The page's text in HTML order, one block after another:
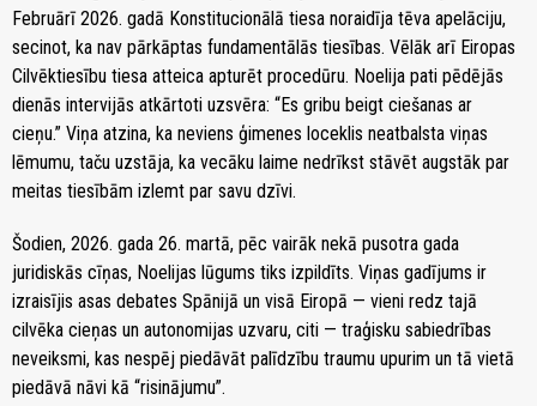
Februārī 2026. gadā Konstitucionālā tiesa noraidīja tēva apelāciju,
secinot, ka nav pārkāptas fundamentālās tiesības. Vēlāk arī Eiropas
Cilvēktiesību tiesa atteica apturēt procedūru. Noelija pati pēdējās
dienās intervijās atkārtoti uzsvēra: “Es gribu beigt ciešanas ar
cieņu.” Viņa atzina, ka neviens ģimenes loceklis neatbalsta viņas
lēmumu, taču uzstāja, ka vecāku laime nedrīkst stāvēt augstāk par
meitas tiesībām izlemt par savu dzīvi.
Šodien, 2026. gada 26. martā, pēc vairāk nekā pusotra gada
juridiskās cīņas, Noelijas lūgums tiks izpildīts. Viņas gadījums ir
izraisījis asas debates Spānijā un visā Eiropā — vieni redz tajā
cilvēka cieņas un autonomijas uzvaru, citi — traģisku sabiedrības
neveiksmi, kas nespēj piedāvāt palīdzību traumu upurim un tā vietā
piedāvā nāvi kā “risinājumu”.